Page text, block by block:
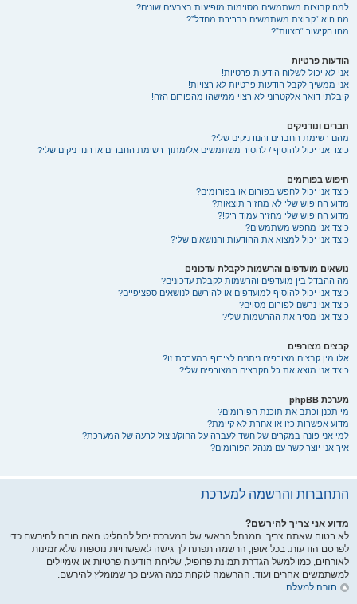
למה קבוצות משתמשים מסוימות מופיעות בצבעים שונים?
מה היא “קבוצת משתמשים כברירת מחדל”?
מהו הקישור “הצוות”?
הודעות פרטיות
אני לא יכול לשלוח הודעות פרטיות!
אני ממשיך לקבל הודעות פרטיות לא רצויות!
קיבלתי דואר אלקטרוני לא רצוי ממישהו מהפורום הזה!
חברים ונודניקים
מהם רשימת החברים והנודניקים שלי?
כיצד אני יכול להוסיף / להסיר משתמשים אל/מתוך רשימת החברים או הנודניקים שלי?
חיפוש בפורומים
כיצד אני יכול לחפש בפורום או בפורומים?
מדוע החיפוש שלי לא מחזיר תוצאות?
מדוע החיפוש שלי מחזיר עמוד ריק!?
כיצד אני מחפש משתמשים?
כיצד אני יכול למצוא את ההודעות והנושאים שלי?
נושאים מועדפים והרשמות לקבלת עדכונים
מה ההבדל בין מועדפים והרשמות לקבלת עדכונים?
כיצד אני יכול להוסיף למועדפים או להירשם לנושאים ספציפיים?
כיצד אני נרשם לפורום מסוים?
כיצד אני מסיר את ההרשמות שלי?
קבצים מצורפים
אלו מין קבצים מצורפים ניתנים לצירוף במערכת זו?
כיצד אני מוצא את כל הקבצים המצורפים שלי?
מערכת phpBB
מי תכנן וכתב את תוכנת הפורומים?
מדוע אפשרות כזו או אחרת לא קיימת?
למי אני פונה במקרים של חשד לעברה על החוק/ניצול לרעה של המערכת?
איך אני יוצר קשר עם מנהל הפורומים?
התחברות והרשמה למערכת
מדוע אני צריך להירשם?
לא בטוח שאתה צריך. המנהל הראשי של המערכת יכול להחליט האם חובה להירשם כדי
לפרסם הודעות. בכל אופן, הרשמה תפתח לך גישה לאפשרויות נוספות שלא זמינות
לאורחים, כמו למשל הגדרת תמונת פרופיל, שליחת הודעות פרטיות או אימיילים
למשתמשים אחרים ועוד. ההרשמה לוקחת כמה רגעים כך שמומלץ להירשם.
חזרה למעלה